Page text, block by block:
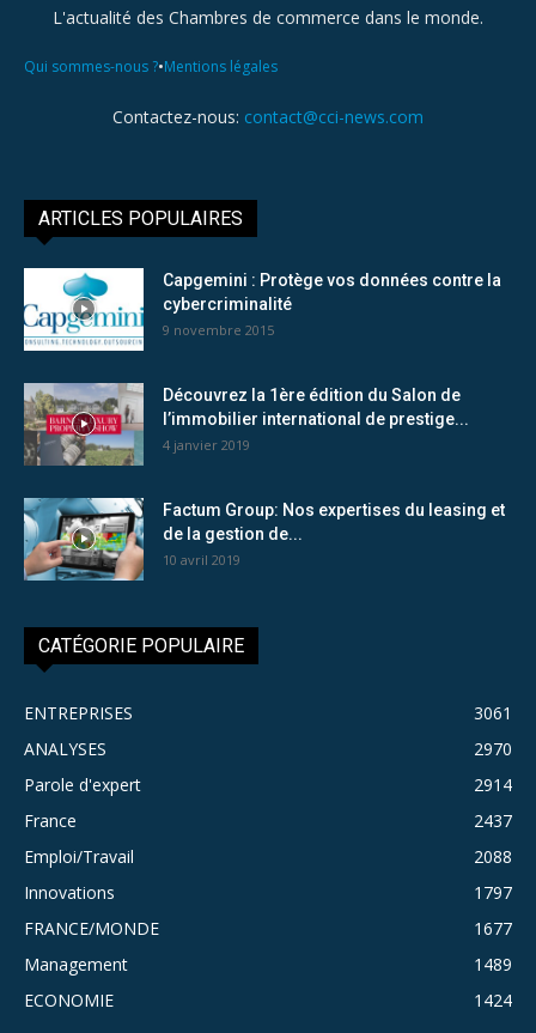
L'actualité des Chambres de commerce dans le monde.
Qui sommes-nous ?•Mentions légales
Contactez-nous: contact@cci-news.com
ARTICLES POPULAIRES
Capgemini : Protège vos données contre la
cybercriminalité
9 novembre 2015
Découvrez la 1ère édition du Salon de
l’immobilier international de prestige...
4 janvier 2019
Factum Group: Nos expertises du leasing et
de la gestion de...
10 avril 2019
CATÉGORIE POPULAIRE
ENTREPRISES
3061
ANALYSES
2970
Parole d'expert
2914
France
2437
Emploi/Travail
2088
Innovations
1797
FRANCE/MONDE
1677
Management
1489
ECONOMIE
1424